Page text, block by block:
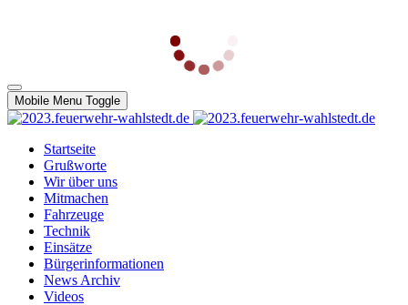
Mobile Menu Toggle
Startseite
Grußworte
Wir über uns
Mitmachen
Fahrzeuge
Technik
Einsätze
Bürgerinformationen
News Archiv
Videos